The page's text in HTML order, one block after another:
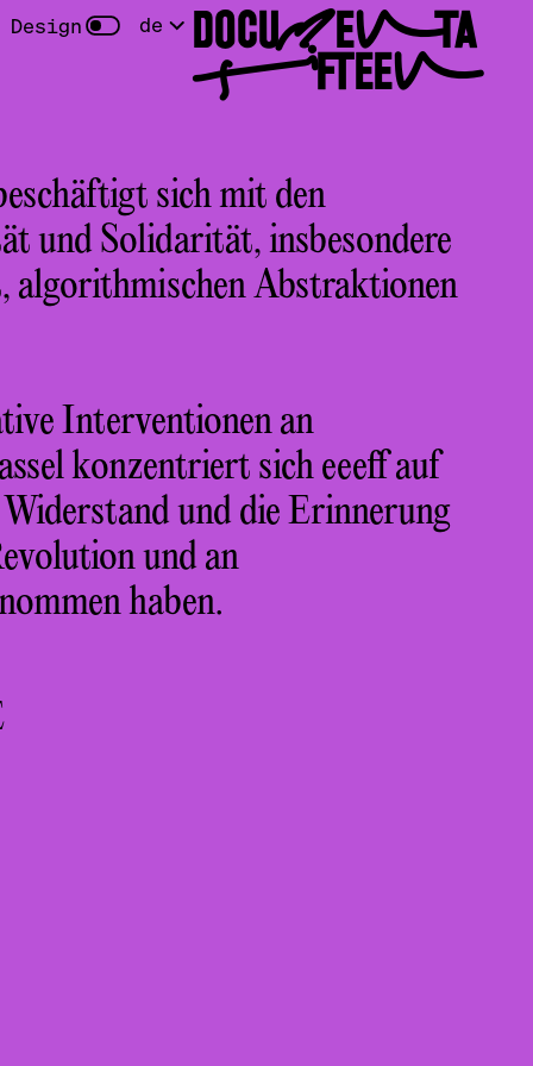
de DOCUMENTA
FIFTEEN
sich mit den
und Solidarität, insbesondere
Abstraktionen
Interventionen an
konzentriert sich eeeff auf
und die Erinnerung
und an
haben.